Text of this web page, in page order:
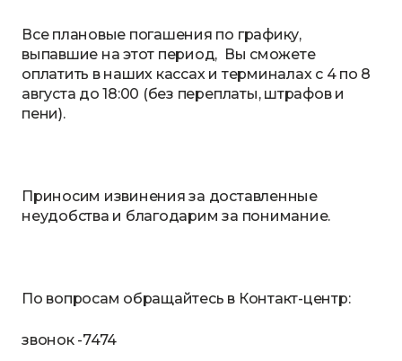
Все плановые погашения по графику,
выпавшие на этот период, Вы сможете
оплатить в наших кассах и терминалах с 4 по 8
августа до 18:00 (без переплаты, штрафов и
пени).
Приносим извинения за доставленные
неудобства и благодарим за понимание.
По вопросам обращайтесь в Контакт-центр:
звонок -7474